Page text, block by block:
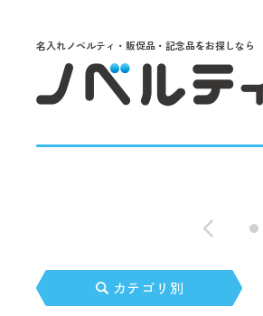
名入れノベルティ・販促品・記念品をお探しなら
カテゴリ別